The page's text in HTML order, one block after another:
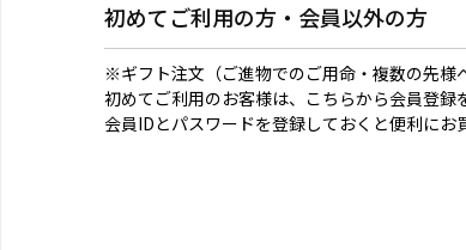
初めてご利用の方・会員以外の方
※ギフト注文（ご進物でのご用命・複数の先様
初めてご利用のお客様は、こちらから会員登録
会員IDとパスワードを登録しておくと便利にお